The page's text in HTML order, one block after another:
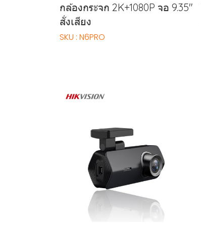
กล้องกระจก 2K+1080P จอ 9.35"
สั่งเสียง
SKU : N6PRO